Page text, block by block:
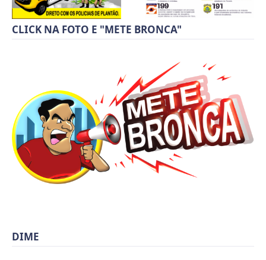
CLICK NA FOTO E "METE BRONCA"
DIME